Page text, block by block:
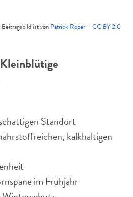
Beitragsbild ist vonPatrick Roper– CC BY 2.0
Standort
kalkhaltigen
im Frühjahr